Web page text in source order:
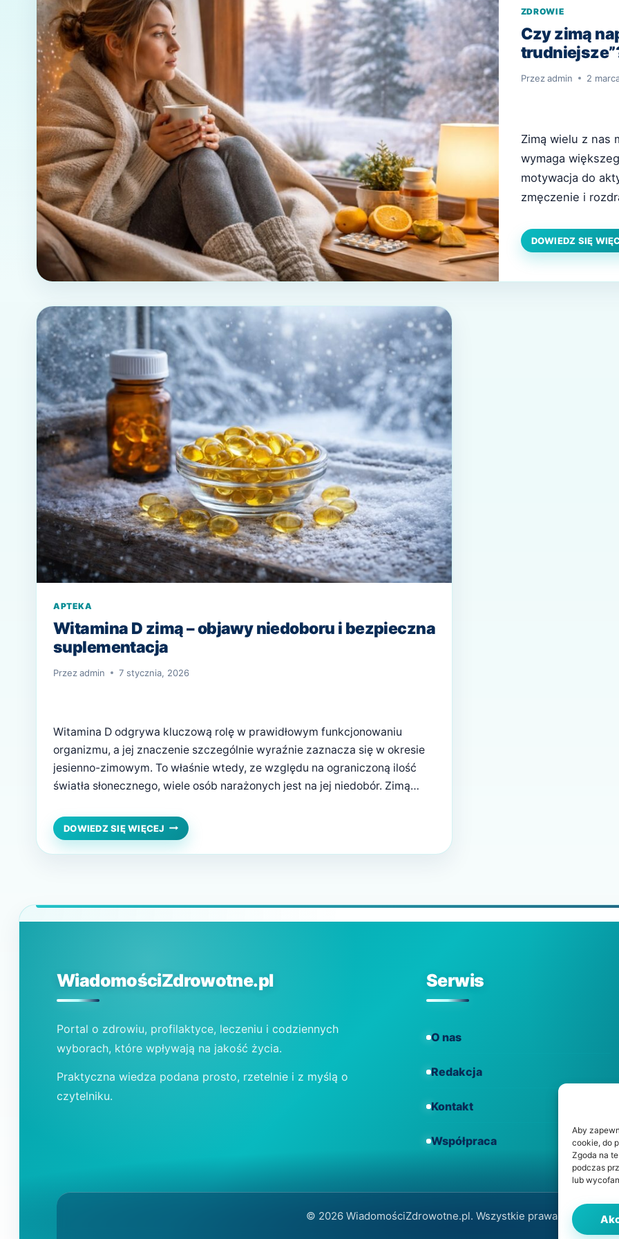
Aby
cookie, do
Zgoda na
podczas
lub
ZDROWIE
Czy zimą
Przez admin 2
Zimą wielu z nas
wymaga
motywacja do
zmęczenie i
naszych
środowiska, w
DOWIEDZ SIĘ
APTEKA
Witamina D zimą – objawy niedoboru i bezpieczna
suplementacja
Przezadmin 7 stycznia, 2026
Witamina D odgrywa kluczową rolę w prawidłowym funkcjonowaniu
organizmu, a jej znaczenie szczególnie wyraźnie zaznacza się w okresie
jesienno-zimowym. To właśnie wtedy, ze względu na ograniczoną ilość
światła słonecznego, wiele osób narażonych jest na jej niedobór. Zimą
niemal całe ciało, a synteza skórna witaminy D jest niewystarczająca….
DOWIEDZ SIĘ WIĘCEJ WITAMINA
D
ZIMĄ
I
BEZPIECZNA
WiadomościZdrowotne.pl
Portal o zdrowiu, profilaktyce, leczeniu i codziennych
wyborach, które wpływają na jakość życia.
Praktyczna wiedza podana prosto, rzetelnie i z myślą o
czytelniku.
Serwis
O nas
Redakcja
Kontakt
Współpraca
© 2026 WiadomościZdrowotne.pl. Wszystkie prawa